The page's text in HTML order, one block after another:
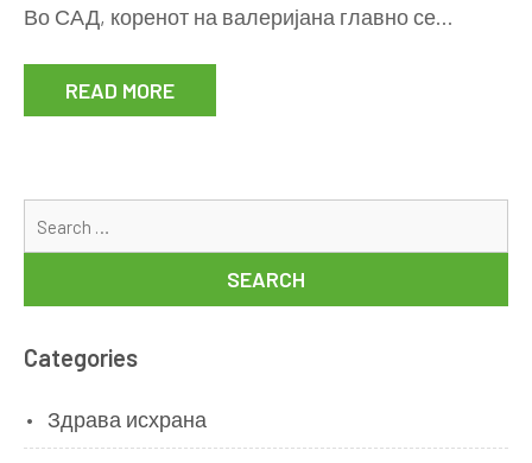
Во САД, коренот на валеријана главно се…
READ MORE
Categories
Здрава исхрана